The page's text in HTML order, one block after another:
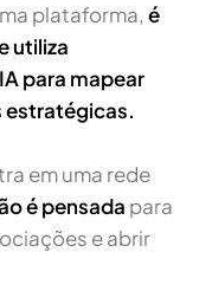
plataforma, é
utiliza
para mapear
estratégicas.
em uma rede
é pensada para
e abrir